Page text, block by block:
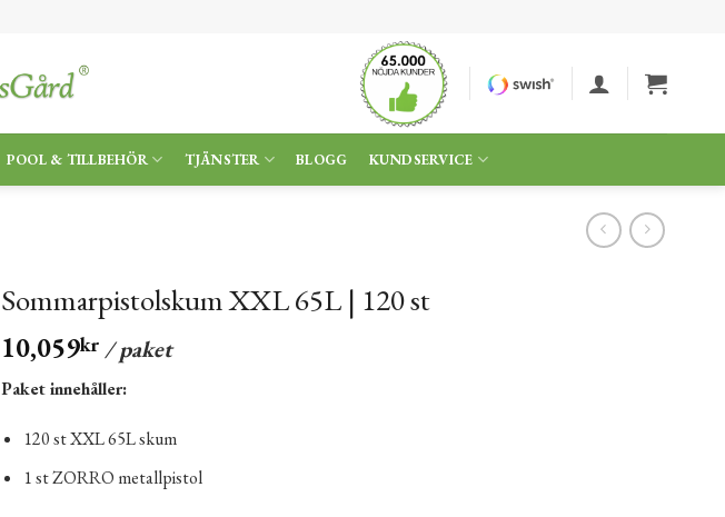
POOL & TILLBEHÖR TJÄNSTER BLOGG KUNDSERVICE
Sommarpistolskum XXL 65L | 120 st
10,059kr/ paket
Paket innehåller:
120 st XXL 65L skum
1 st ZORRO metallpistol